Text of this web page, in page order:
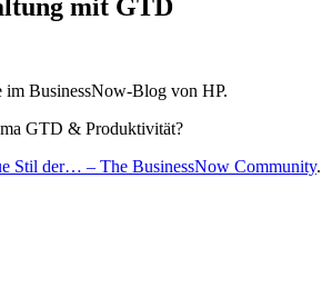
mit GTD
BusinessNow-Blog von HP.
GTD & Produktivität?
Stil der… – The BusinessNow Community.